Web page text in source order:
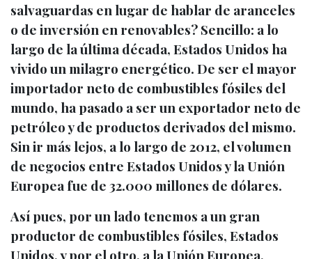
salvaguardas en lugar de hablar de aranceles
o de inversión en renovables? Sencillo: a lo
largo de la última década, Estados Unidos ha
vivido un milagro energético. De ser el mayor
importador neto de combustibles fósiles del
mundo, ha pasado a ser un exportador neto de
petróleo y de productos derivados del mismo.
Sin ir más lejos, a lo largo de 2012, el volumen
de negocios entre Estados Unidos y la Unión
Europea fue de 32.000 millones de dólares.
Así pues, por un lado tenemos a un gran
productor de combustibles fósiles, Estados
Unidos, y por el otro, a la Unión Europea,